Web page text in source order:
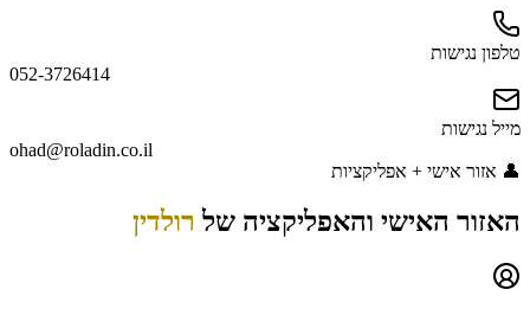
טלפון נגישות
052-3726414
מייל נגישות
ohad@roladin.co.il
👤 אזור אישי + אפליקציות
האזור האישי והאפליקציה של רולדין